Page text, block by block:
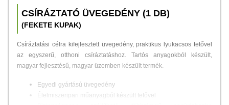
CSÍRÁZTATÓ ÜVEGEDÉNY (1 DB)
(FEKETE KUPAK)
Csíráztatási célra kifejlesztett üvegedény, praktikus lyukacsos tetővel
az egyszerű, otthoni csíráztatáshoz. Tartós anyagokból készült,
magyar fejlesztésű, magyar üzemben készült termék.
Egyedi gyártású üvegedény
Élelmiszeripari műanyagból készült tetővel